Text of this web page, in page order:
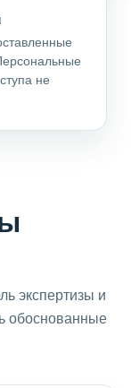
не
экспертизы и
обоснованные